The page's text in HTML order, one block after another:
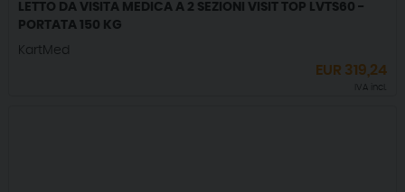
LETTO DA VISITA MEDICA A 2 SEZIONI VISIT TOP LVTS60 -
PORTATA 150 KG
KartMed
EUR 319,24
IVA incl.